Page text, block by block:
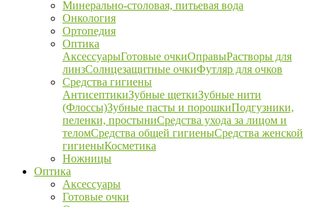
Минерально-столовая, питьевая вода
Онкология
Ортопедия
Оптика
АксессуарыГотовые очкиОправыРастворы для
линзСолнцезащитные очкиФутляр для очков
Средства гигиены
АнтисептикиЗубные щеткиЗубные нити
(Флоссы)Зубные пасты и порошкиПодгузники,
пеленки, простыниСредства ухода за лицом и
теломСредства общей гигиеныСредства женской
гигиеныКосметика
Ножницы
Оптика
Аксессуары
Готовые очки